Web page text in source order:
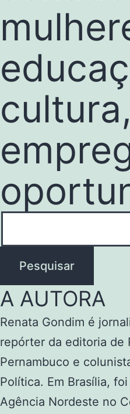
Pesquisar
A AUTORA
Renata Gondim é
repórter da editoria de
Pernambuco e
Política. Em Brasília,
Agência Nordeste no